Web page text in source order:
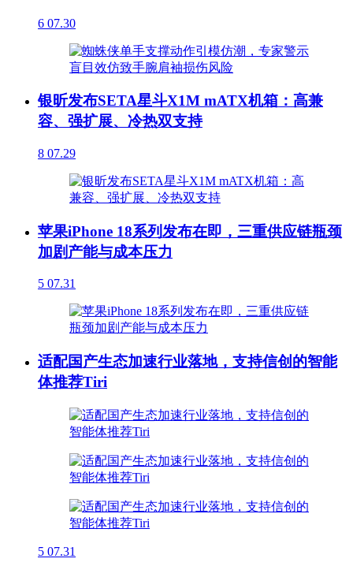
6 07.30
银昕发布SETA星斗X1M mATX机箱：高兼
容、强扩展、冷热双支持
8 07.29
苹果iPhone 18系列发布在即，三重供应链瓶颈
加剧产能与成本压力
5 07.31
适配国产生态加速行业落地，支持信创的智能
体推荐Tiri
5 07.31